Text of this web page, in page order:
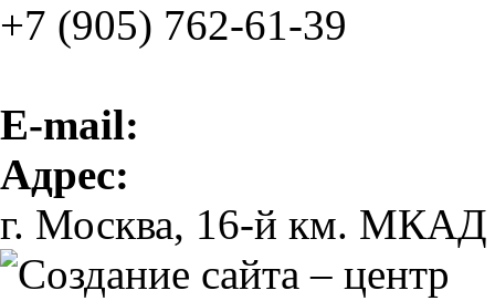
+7 (905) 762-61-39
E-mail:
Адрес:
г. Москва, 16-й км. МКАД